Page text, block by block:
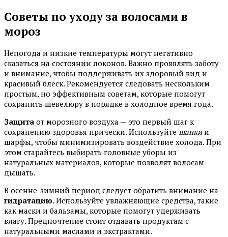
Советы по уходу за волосами в
мороз
Непогода и низкие температуры могут негативно
сказаться на состоянии локонов. Важно проявлять заботу
и внимание, чтобы поддерживать их здоровый вид и
красивый блеск. Рекомендуется следовать нескольким
простым, но эффективным советам, которые помогут
сохранить шевелюру в порядке в холодное время года.
Защита от морозного воздуха — это первый шаг к
сохранению здоровья прически. Используйте шапкии
шарфы, чтобы минимизировать воздействие холода. При
этом старайтесь выбирать головные уборы из
натуральных материалов, которые позволят волосам
дышать.
В осенне-зимний период следует обратить внимание на
гидратацию. Используйте увлажняющие средства, такие
как маски и бальзамы, которые помогут удерживать
влагу. Предпочтение стоит отдавать продуктам с
натуральными маслами и экстрактами.